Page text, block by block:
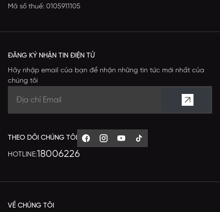
Mã số thuế: 0105911105
ĐĂNG KÝ NHẬN TIN ĐIỆN TỬ
Hãy nhập email của bạn để nhận những tin tức mới nhất của
chúng tôi
THEO DÕI CHÚNG TÔI
HOTLINE:18006226
VỀ CHÚNG TÔI